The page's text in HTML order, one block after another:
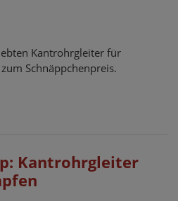
Kantrohrgleiter für
Schnäppchenpreis.
Kantrohrgleiter